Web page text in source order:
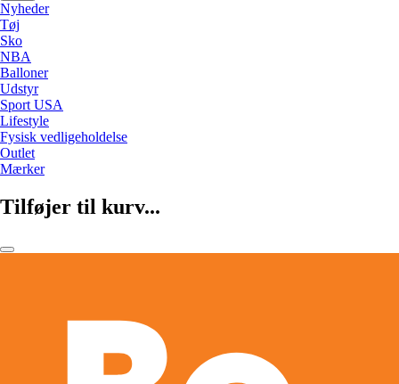
Nyheder
Tøj
Sko
NBA
Balloner
Udstyr
Sport USA
Lifestyle
Fysisk vedligeholdelse
Outlet
Mærker
Tilføjer til kurv...